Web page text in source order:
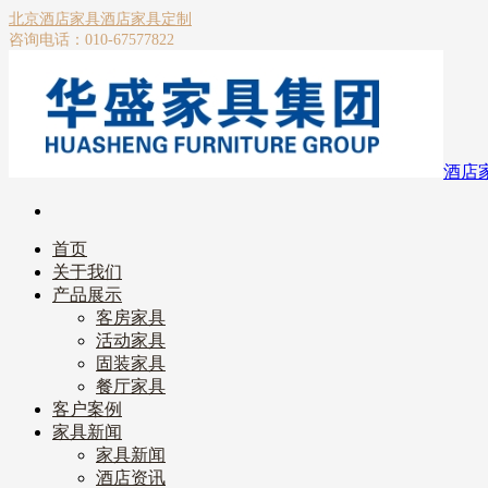
北京酒店家具酒店家具定制
咨询电话：010-67577822
酒店
首页
关于我们
产品展示
客房家具
活动家具
固装家具
餐厅家具
客户案例
家具新闻
家具新闻
酒店资讯